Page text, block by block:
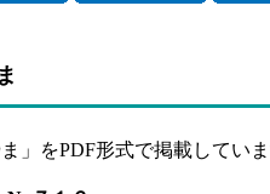
」をPDF形式で掲載していま